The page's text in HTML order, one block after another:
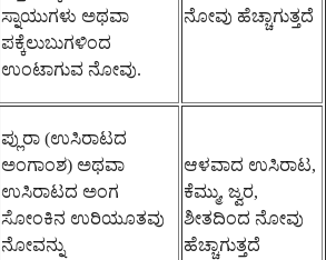
ಸ್ನಾಯುಗಳು ಅಥವಾ
ಪಕ್ಕೆಲುಬುಗಳಿಂದ
ಉಂಟಾಗುವ ನೋವು.
ನೋವು ಹೆಚ್ಚಾಗುತ್ತದೆ
ಪ್ಲುರಾ (ಉಸಿರಾಟದ
ಅಂಗಾಂಶ) ಅಥವಾ
ಉಸಿರಾಟದ ಅಂಗ
ಸೋಂಕಿನ ಉರಿಯೂತವು
ನೋವನ್ನು
ಆಳವಾದ ಉಸಿರಾಟ,
ಕೆಮ್ಮು, ಜ್ವರ,
ಶೀತದಿಂದ ನೋವು
ಹೆಚ್ಚಾಗುತ್ತದೆ